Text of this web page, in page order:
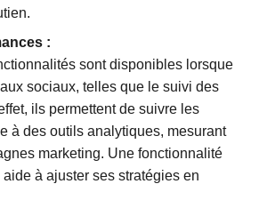
:
sont disponibles lorsque
sociaux, telles que le suivi des
ils permettent de suivre les
à des outils analytiques, mesurant
marketing. Une fonctionnalité
à ajuster ses stratégies en